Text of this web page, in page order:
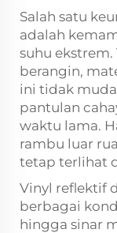
Salah satu
adalah
suhu
berangin,
ini tidak
pantulan
waktu lama.
rambu luar
tetap terlihat
Vinyl reflektif
berbagai
hingga sinar